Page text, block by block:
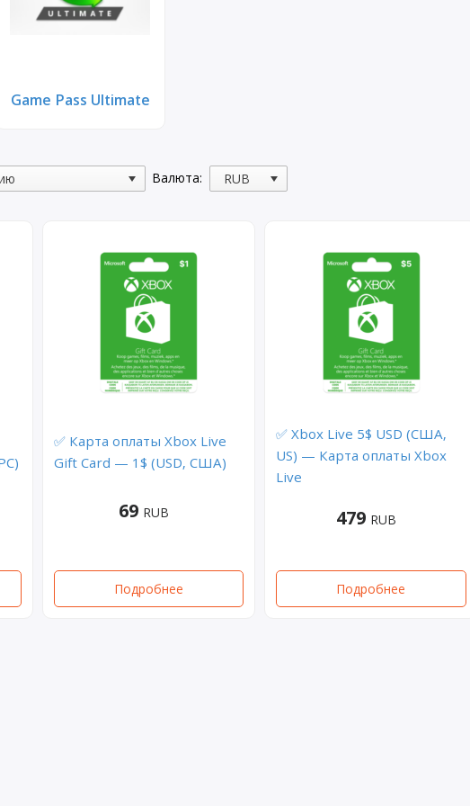
Game Pass Ultimate
Валюта:
✅ Карта оплаты Xbox Live
Gift Card — 1$ (USD, США)
69 RUB
Подробнее
✅ Xbox Live 5$ USD (США,
US) — Карта оплаты Xbox
Live
479 RUB
Подробнее